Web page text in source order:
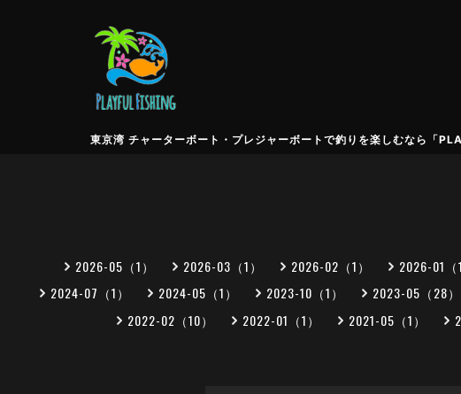
東京湾 チャーターボート・プレジャーボートで釣りを楽しむなら「
2026-05（1） 2026-03（1） 2026-02（1） 2026-01（1
2024-07（1）
2024-05（1） 2023-10（1） 2023-05（28）
2022-02（10）
2022-01（1） 2021-05（1）